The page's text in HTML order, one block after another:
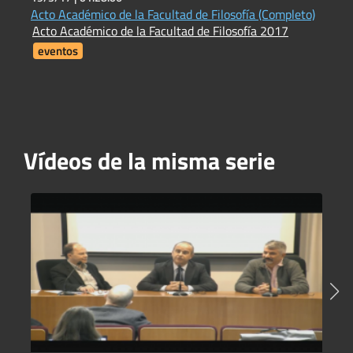
Acto Académico de la Facultad de Filosofía (Completo)
Acto Académico de la Facultad de Filosofía 2017
eventos
Vídeos de la misma serie